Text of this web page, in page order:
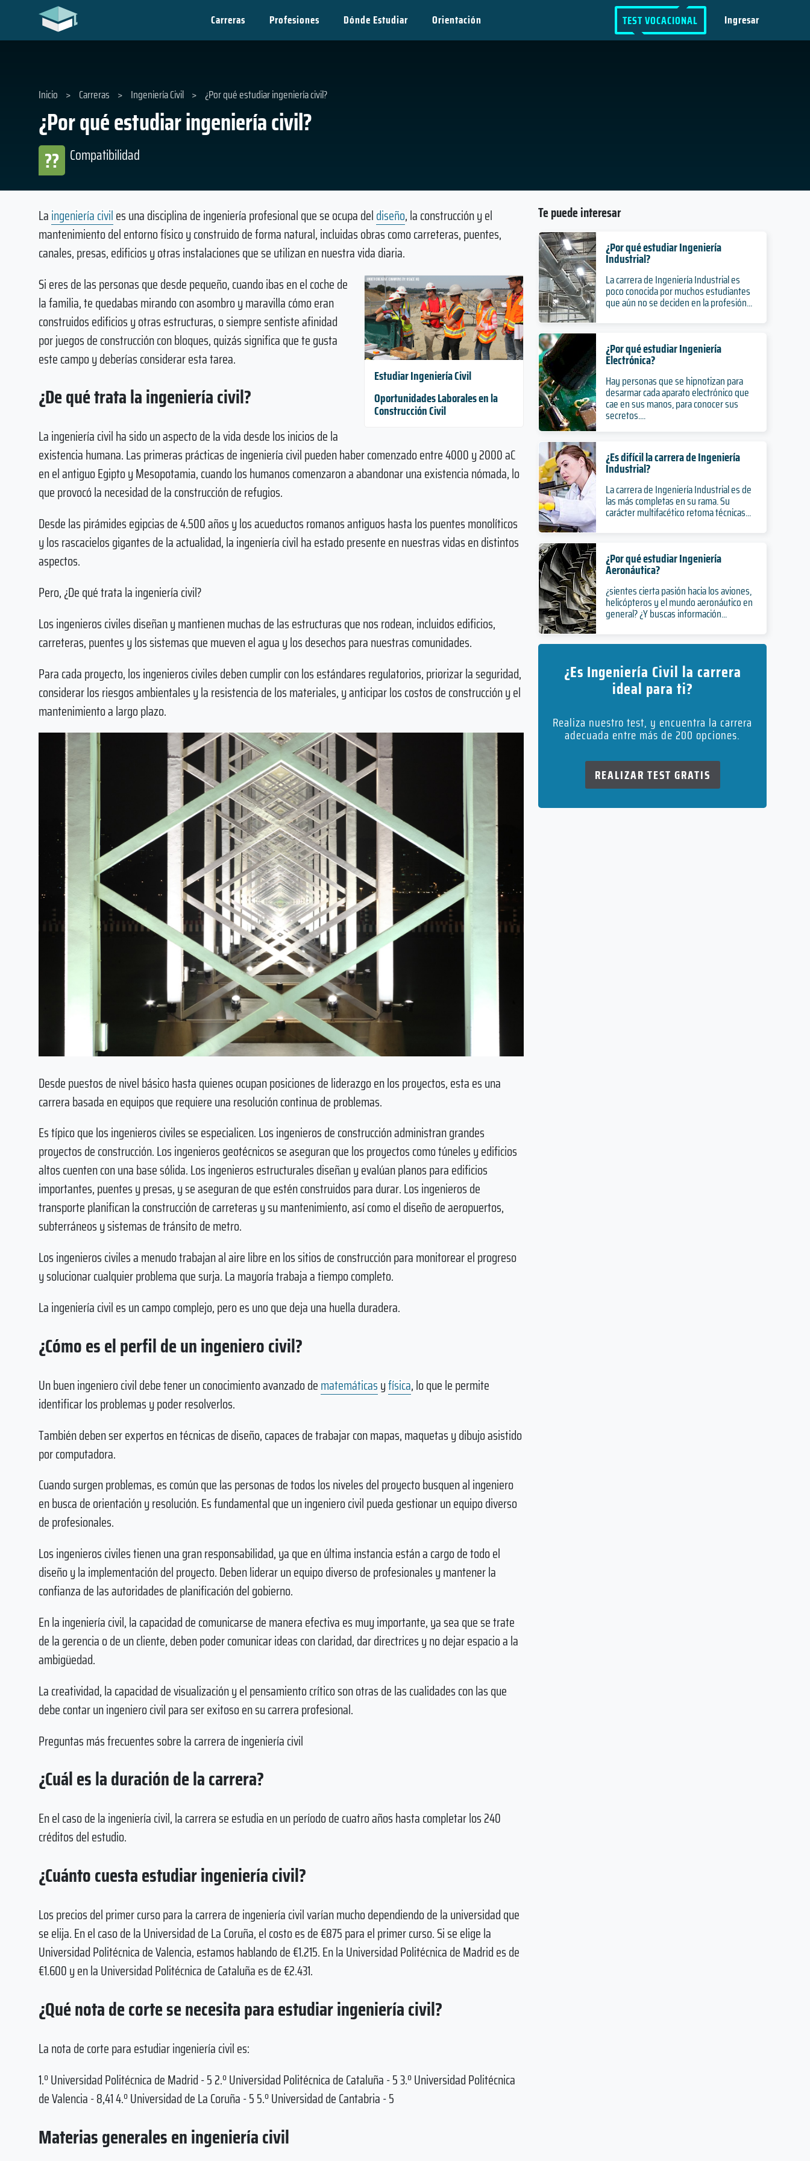
Carreras Profesiones Dónde Estudiar Orientación TEST VOCACIONAL Ingresar
¿Por qué estudiar ingeniería civil?
Compatibilidad
??
Inicio > Carreras > Ingeniería Civil > ¿Por qué estudiar ingeniería civil?
Laingeniería civiles una disciplina de ingeniería profesional que se ocupa deldiseño, la construcción y el
mantenimiento del entorno físico y construido de forma natural, incluidas obras como carreteras, puentes,
canales, presas, edificios y otras instalaciones que se utilizan en nuestra vida diaria.
Estudiar Ingeniería Civil
Oportunidades Laborales en la
Construcción Civil
Si eres de las personas que desde pequeño, cuando ibas en el coche de
la familia, te quedabas mirando con asombro y maravilla cómo eran
construidos edificios y otras estructuras, o siempre sentiste afinidad
por juegos de construcción con bloques, quizás significa que te gusta
este campo y deberías considerar esta tarea.
¿De qué trata la ingeniería civil?
La ingeniería civil ha sido un aspecto de la vida desde los inicios de la
existencia humana. Las primeras prácticas de ingeniería civil pueden haber comenzado entre 4000 y 2000 aC
en el antiguo Egipto y Mesopotamia, cuando los humanos comenzaron a abandonar una existencia nómada, lo
que provocó la necesidad de la construcción de refugios.
Desde las pirámides egipcias de 4.500 años y los acueductos romanos antiguos hasta los puentes monolíticos
y los rascacielos gigantes de la actualidad, la ingeniería civil ha estado presente en nuestras vidas en distintos
aspectos.
Pero, ¿De qué trata la ingeniería civil?
Los ingenieros civiles diseñan y mantienen muchas de las estructuras que nos rodean, incluidos edificios,
carreteras, puentes y los sistemas que mueven el agua y los desechos para nuestras comunidades.
Para cada proyecto, los ingenieros civiles deben cumplir con los estándares regulatorios, priorizar la seguridad,
considerar los riesgos ambientales y la resistencia de los materiales, y anticipar los costos de construcción y el
mantenimiento a largo plazo.
Desde puestos de nivel básico hasta quienes ocupan posiciones de liderazgo en los proyectos, esta es una
carrera basada en equipos que requiere una resolución continua de problemas.
Es típico que los ingenieros civiles se especialicen. Los ingenieros de construcción administran grandes
proyectos de construcción. Los ingenieros geotécnicos se aseguran que los proyectos como túneles y edificios
altos cuenten con una base sólida. Los ingenieros estructurales diseñan y evalúan planos para edificios
importantes, puentes y presas, y se aseguran de que estén construidos para durar. Los ingenieros de
transporte planifican la construcción de carreteras y su mantenimiento, así como el diseño de aeropuertos,
subterráneos y sistemas de tránsito de metro.
Los ingenieros civiles a menudo trabajan al aire libre en los sitios de construcción para monitorear el progreso
y solucionar cualquier problema que surja. La mayoría trabaja a tiempo completo.
La ingeniería civil es un campo complejo, pero es uno que deja una huella duradera.
¿Cómo es el perfil de un ingeniero civil?
Un buen ingeniero civil debe tener un conocimiento avanzado dematemáticasyfísica, lo que le permite
identificar los problemas y poder resolverlos.
También deben ser expertos en técnicas de diseño, capaces de trabajar con mapas, maquetas y dibujo asistido
por computadora.
Cuando surgen problemas, es común que las personas de todos los niveles del proyecto busquen al ingeniero
en busca de orientación y resolución. Es fundamental que un ingeniero civil pueda gestionar un equipo diverso
de profesionales.
Los ingenieros civiles tienen una gran responsabilidad, ya que en última instancia están a cargo de todo el
diseño y la implementación del proyecto. Deben liderar un equipo diverso de profesionales y mantener la
confianza de las autoridades de planificación del gobierno.
En la ingeniería civil, la capacidad de comunicarse de manera efectiva es muy importante, ya sea que se trate
de la gerencia o de un cliente, deben poder comunicar ideas con claridad, dar directrices y no dejar espacio a la
ambigüedad.
La creatividad, la capacidad de visualización y el pensamiento crítico son otras de las cualidades con las que
debe contar un ingeniero civil para ser exitoso en su carrera profesional.
Preguntas más frecuentes sobre la carrera de ingeniería civil
¿Cuál es la duración de la carrera?
En el caso de la ingeniería civil, la carrera se estudia en un período de cuatro años hasta completar los 240
créditos del estudio.
¿Cuánto cuesta estudiar ingeniería civil?
Los precios del primer curso para la carrera de ingeniería civil varían mucho dependiendo de la universidad que
se elija. En el caso de la Universidad de La Coruña, el costo es de €875 para el primer curso. Si se elige la
Universidad Politécnica de Valencia, estamos hablando de €1.215. En la Universidad Politécnica de Madrid es de
€1.600 y en la Universidad Politécnica de Cataluña es de €2.431.
¿Qué nota de corte se necesita para estudiar ingeniería civil?
La nota de corte para estudiar ingeniería civil es:
1.º Universidad Politécnica de Madrid - 5 2.º Universidad Politécnica de Cataluña - 5 3.º Universidad Politécnica
de Valencia - 8,41 4.º Universidad de La Coruña - 5 5.º Universidad de Cantabria - 5
Materias generales en ingeniería civil
Te puede interesar
¿Por qué estudiar Ingeniería
Industrial?
La carrera de Ingeniería Industrial es
poco conocida por muchos estudiantes
que aún no se deciden en la profesión...
¿Por qué estudiar Ingeniería
Electrónica?
Hay personas que se hipnotizan para
desarmar cada aparato electrónico que
cae en sus manos, para conocer sus
secretos....
¿Es difícil la carrera de Ingeniería
Industrial?
La carrera de Ingeniería Industrial es de
las más completas en su rama. Su
carácter multifacético retoma técnicas...
¿Por qué estudiar Ingeniería
Aeronáutica?
¿sientes cierta pasión hacia los aviones,
helicópteros y el mundo aeronáutico en
general? ¿Y buscas información...
¿Es Ingeniería Civil la carrera
ideal para ti?
Realiza nuestro test, y encuentra la carrera
adecuada entre más de 200 opciones.
REALIZAR TEST GRATIS